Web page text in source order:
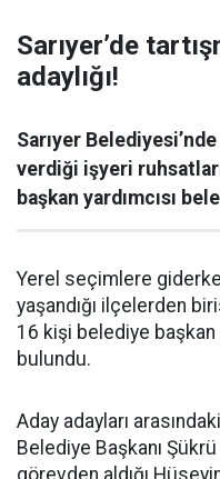
Sarıyer’de
adaylığı!
Sarıyer
verdiği işyeri
başkan yardımcısı
Yerel seçimlere
yaşandığı ilçelerden
16 kişi belediye başkan
bulundu.
Aday adayları
Belediye Başkanı
görevden aldığı